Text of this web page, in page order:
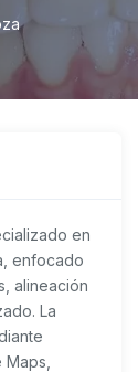
en
enfocado
alineación
La